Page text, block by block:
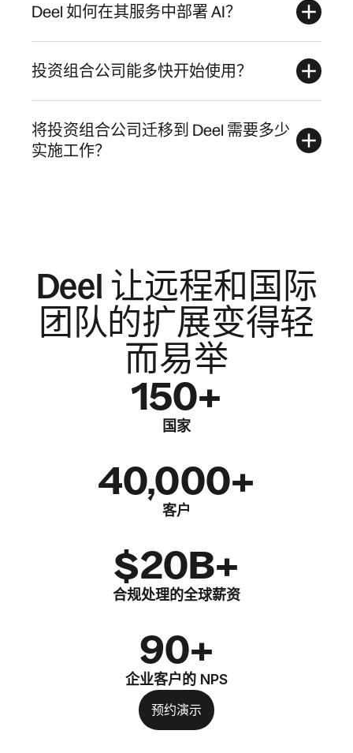
Deel 如何在其服务中部署 AI？
投资组合公司能多快开始使用？
将投资组合公司迁移到 Deel 需要多少
实施工作？
Deel 让远程和国际
团队的扩展变得轻
而易举
150+
国家
40,000+
客户
$20B+
合规处理的全球薪资
90+
企业客户的 NPS
预约演示